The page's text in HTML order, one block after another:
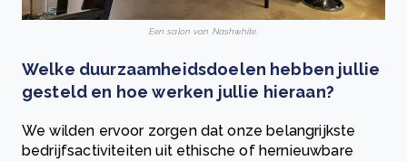
Een salon van Nashwhite.
Welke duurzaamheidsdoelen hebben jullie
gesteld en hoe werken jullie hieraan?
We wilden ervoor zorgen dat onze belangrijkste
bedrijfsactiviteiten uit ethische of hernieuwbare